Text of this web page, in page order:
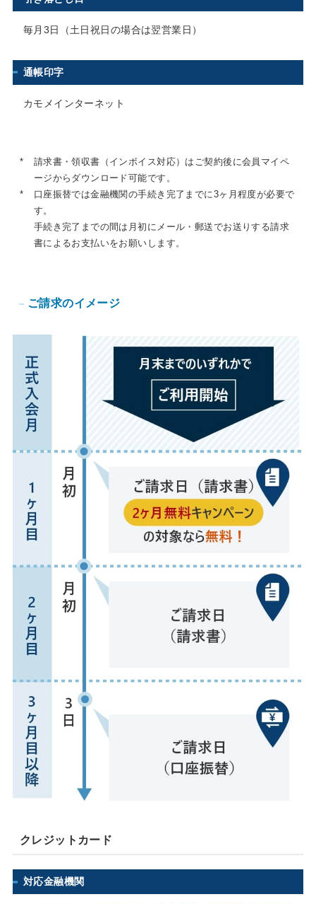
毎月3日（土日祝日の場合は翌営業日）
通帳印字
カモメインターネット
*
請求書・領収書（インボイス対応）はご契約後に会員マイペ
ージからダウンロード可能です。
*
口座振替では金融機関の手続き完了までに3ヶ月程度が必要で
す。
手続き完了までの間は月初にメール・郵送でお送りする請求
書によるお支払いをお願いします。
ご請求のイメージ
クレジットカード
対応金融機関